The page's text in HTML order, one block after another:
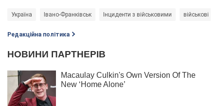
Україна Івано-Франківськ Інциденти з військовими військові
Редакційна політика